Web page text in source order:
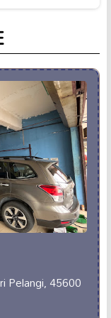
Pelangi, 45600